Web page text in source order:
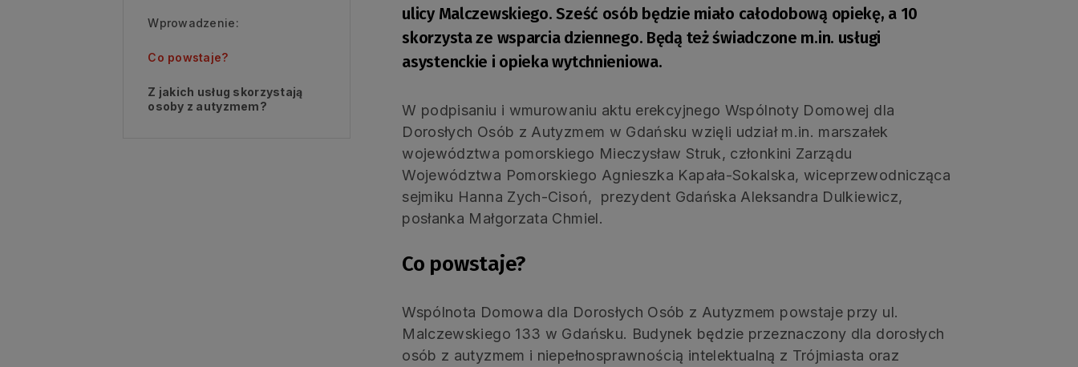
Wprowadzenie:
Co powstaje?
Z jakich usług skorzystają
osoby z autyzmem?
ulicy Malczewskiego. Sześć osób będzie miało całodobową opiekę, a 10
skorzysta ze wsparcia dziennego. Będą też świadczone m.in. usługi
asystenckie i opieka wytchnieniowa.
W podpisaniu i wmurowaniu aktu erekcyjnego Wspólnoty Domowej dla
Dorosłych Osób z Autyzmem w Gdańsku wzięli udział m.in. marszałek
województwa pomorskiego Mieczysław Struk, członkini Zarządu
Województwa Pomorskiego Agnieszka Kapała-Sokalska, wiceprzewodnicząca
sejmiku Hanna Zych-Cisoń, prezydent Gdańska Aleksandra Dulkiewicz,
posłanka Małgorzata Chmiel.
Co powstaje?
Wspólnota Domowa dla Dorosłych Osób z Autyzmem powstaje przy ul.
Malczewskiego 133 w Gdańsku. Budynek będzie przeznaczony dla dorosłych
osób z autyzmem i niepełnosprawnością intelektualną z Trójmiasta oraz